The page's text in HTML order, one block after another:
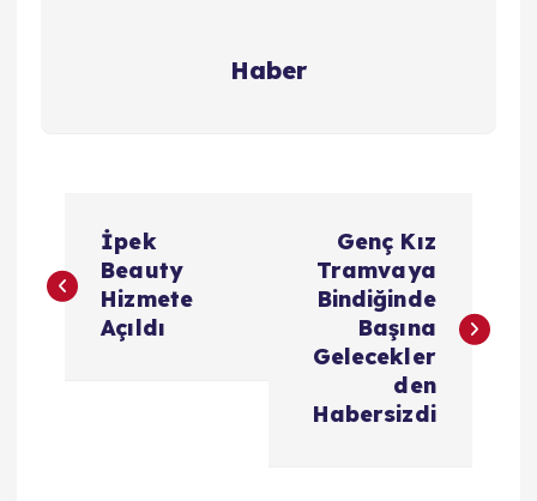
Haber
a
İpek
Beauty
Hizmete
Açıldı
Genç Kız
Tramvaya
Bindiğinde
Başına
Gelecekler
den
Habersizdi